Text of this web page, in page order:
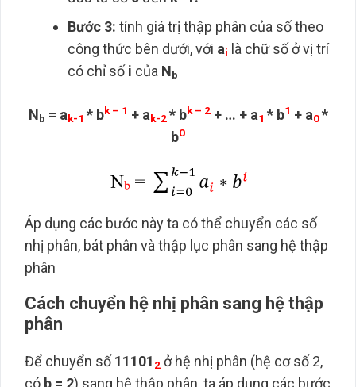
Bước 3: tính giá trị thập phân của số theo
công thức bên dưới, với ai
là chữ số ở vị trí
có chỉ số i của Nb
Nb = ak-1 * bk – 1 + ak-2* bk – 2+ … + a1 * b1 + a0*
b0
Áp dụng các bước này ta có thể chuyển các số
nhị phân, bát phân và thập lục phân sang hệ thập
phân
Cách chuyển hệ nhị phân sang hệ thập
phân
Để chuyển số 11101 2 ở hệ nhị phân (hệ cơ số 2,
có b = 2) sang hệ thập phân, ta áp dụng các bước